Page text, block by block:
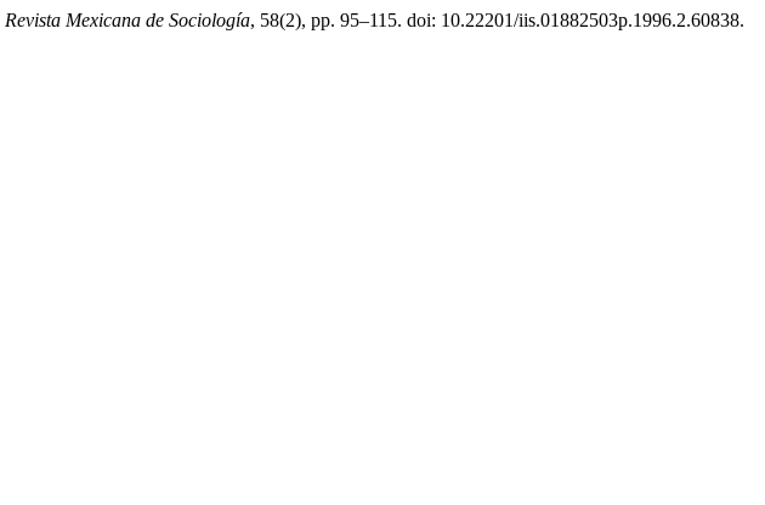
Revista Mexicana de Sociología, 58(2), pp. 95–115. doi: 10.22201/iis.01882503p.1996.2.60838.